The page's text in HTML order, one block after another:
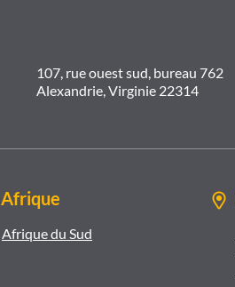
107, rue ouest sud, bureau 762
Alexandrie, Virginie 22314
Afrique
Afrique du Sud